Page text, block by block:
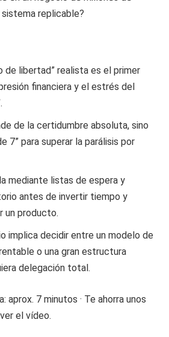
replicable?
de libertad” realista es el primer
financiera y el estrés del
de la certidumbre absoluta, sino
7” para superar la parálisis por
mediante listas de espera y
antes de invertir tiempo y
un producto.
implica decidir entre un modelo de
o una gran estructura
delegación total.
7 minutos · Te ahorra unos
el vídeo.